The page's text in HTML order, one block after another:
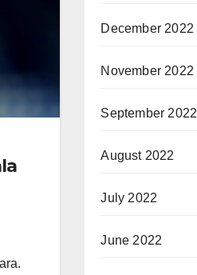
December 2022
November 2022
September 2022
August 2022
July 2022
June 2022